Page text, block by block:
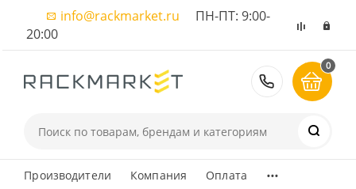
info@rackmarket.ru ПН-ПТ: 9:00-
20:00
8 (495)
0
Производители Компания Оплата ...